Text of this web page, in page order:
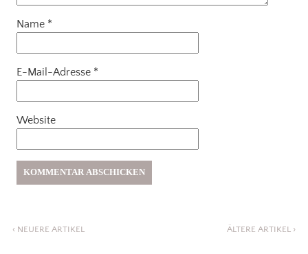
Name *
E-Mail-Adresse *
Website
‹ NEUERE ARTIKEL ÄLTERE ARTIKEL ›